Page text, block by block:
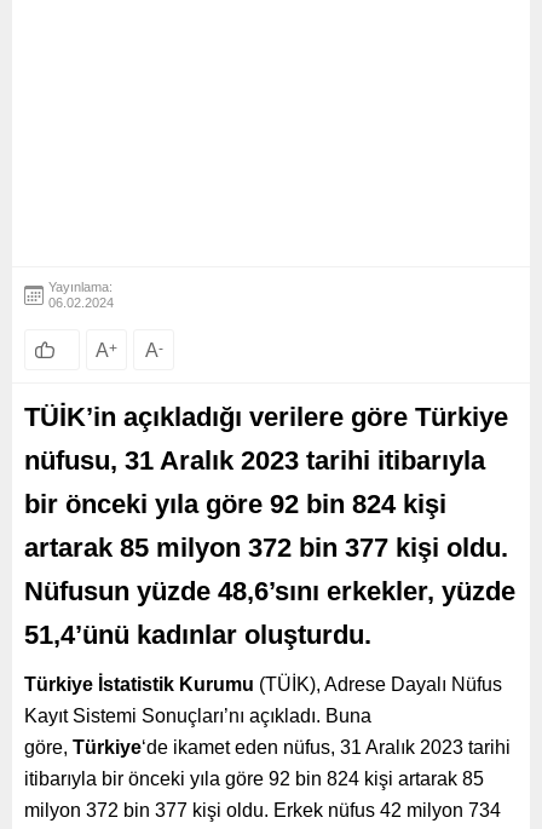
Yayınlama:
06.02.2024
A+ A-
TÜİK’in açıkladığı verilere göre Türkiye
nüfusu, 31 Aralık 2023 tarihi itibarıyla
bir önceki yıla göre 92 bin 824 kişi
artarak 85 milyon 372 bin 377 kişi oldu.
Nüfusun yüzde 48,6’sını erkekler, yüzde
51,4’ünü kadınlar oluşturdu.
Türkiye İstatistik Kurumu (TÜİK), Adrese Dayalı Nüfus
Kayıt Sistemi Sonuçları’nı açıkladı. Buna
göre, Türkiye‘de ikamet eden nüfus, 31 Aralık 2023 tarihi
itibarıyla bir önceki yıla göre 92 bin 824 kişi artarak 85
milyon 372 bin 377 kişi oldu. Erkek nüfus 42 milyon 734